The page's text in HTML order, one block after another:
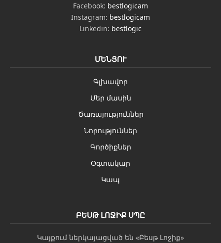
Facebook: bestlogicam
Instagram: bestlogicam
Linkedin: bestlogic
ՄԵՆՅՈՒ
Գլխավոր
Մեր մասին
Ծառայություններ
Նորություններ
Գործիքներ
Օգտակար
Կապ
ԲԵՍԹ ԼՈՋԻՔ ՍՊԸ
Կայքում ներկայացված են «Բեսթ Լոջիք»